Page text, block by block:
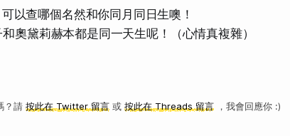
可以查哪個名然和你同月同日生噢！
奧黛莉赫本都是同一天生呢！（心情真複雜）
？請 按此在 Twitter 留言 或 按此在 Threads 留言 ，我會回應你 :)